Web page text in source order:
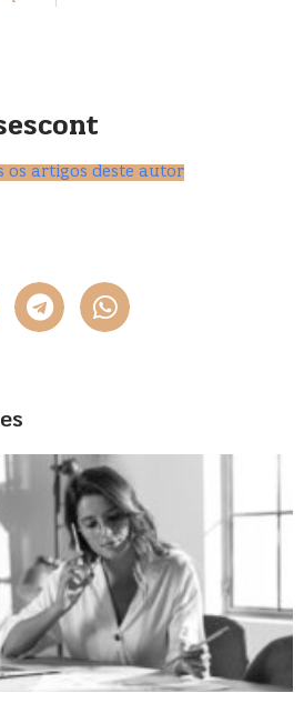
os artigos deste autor